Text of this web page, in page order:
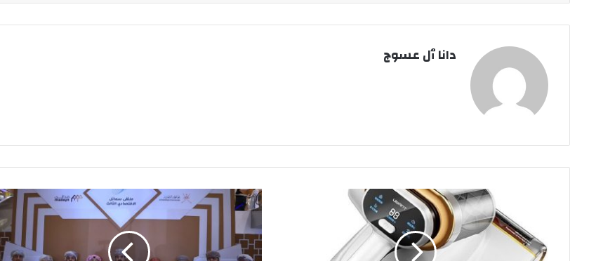
دانا ٱل عسوج
منتجاتها
في
الإمارات
سمائل
تحتضن
اقتصاديًا
موسعًا